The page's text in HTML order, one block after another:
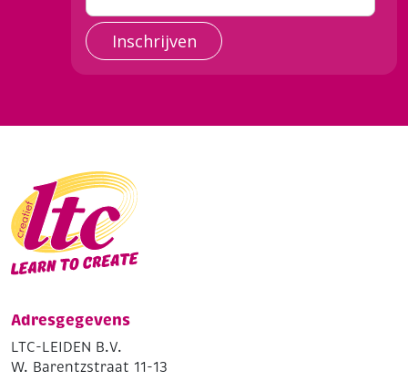
Inschrijven
Adresgegevens
LTC-LEIDEN B.V.
W. Barentzstraat 11-13